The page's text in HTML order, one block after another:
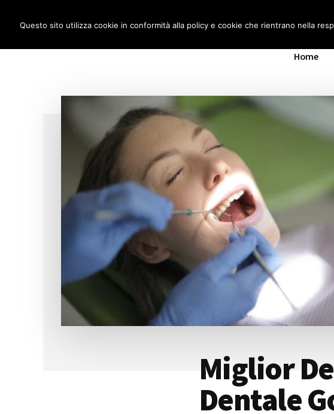
principale
menuIMPLANTOLOGIA DENTALE MILANO
carico
Home
Miglior
Dentale
Questo sito utilizza cookie in conformità alla policy e cookie che rientrano nella